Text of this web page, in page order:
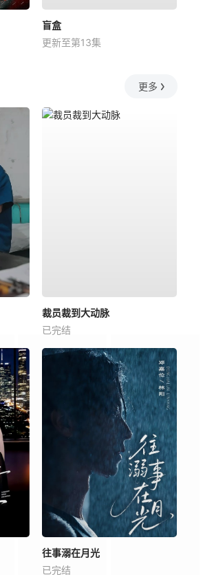
盲盒
更新至第13集
更多
裁员裁到大动脉
已完结
往事溺在月光
已完结